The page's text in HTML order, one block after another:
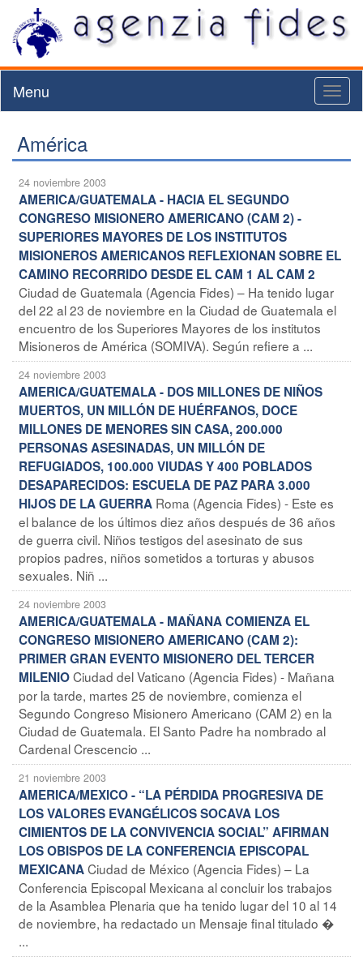
Menu
América
24 noviembre 2003
AMERICA/GUATEMALA - HACIA EL SEGUNDO
CONGRESO MISIONERO AMERICANO (CAM 2) -
SUPERIORES MAYORES DE LOS INSTITUTOS
MISIONEROS AMERICANOS REFLEXIONAN SOBRE EL
CAMINO RECORRIDO DESDE EL CAM 1 AL CAM 2
Ciudad de Guatemala (Agencia Fides) – Ha tenido lugar
del 22 al 23 de noviembre en la Ciudad de Guatemala el
encuentro de los Superiores Mayores de los institutos
Misioneros de América (SOMIVA). Según refiere a ...
24 noviembre 2003
AMERICA/GUATEMALA - DOS MILLONES DE NIÑOS
MUERTOS, UN MILLÓN DE HUÉRFANOS, DOCE
MILLONES DE MENORES SIN CASA, 200.000
PERSONAS ASESINADAS, UN MILLÓN DE
REFUGIADOS, 100.000 VIUDAS Y 400 POBLADOS
DESAPARECIDOS: ESCUELA DE PAZ PARA 3.000
HIJOS DE LA GUERRA Roma (Agencia Fides) - Este es
el balance de los últimos diez años después de 36 años
de guerra civil. Niños testigos del asesinato de sus
propios padres, niños sometidos a torturas y abusos
sexuales. Niñ ...
24 noviembre 2003
AMERICA/GUATEMALA - MAÑANA COMIENZA EL
CONGRESO MISIONERO AMERICANO (CAM 2):
PRIMER GRAN EVENTO MISIONERO DEL TERCER
MILENIOCiudad del Vaticano (Agencia Fides) - Mañana
por la tarde, martes 25 de noviembre, comienza el
Segundo Congreso Misionero Americano (CAM 2) en la
Ciudad de Guatemala. El Santo Padre ha nombrado al
Cardenal Crescencio ...
21 noviembre 2003
AMERICA/MEXICO - “LA PÉRDIDA PROGRESIVA DE
LOS VALORES EVANGÉLICOS SOCAVA LOS
CIMIENTOS DE LA CONVIVENCIA SOCIAL” AFIRMAN
LOS OBISPOS DE LA CONFERENCIA EPISCOPAL
MEXICANACiudad de México (Agencia Fides) – La
Conferencia Episcopal Mexicana al concluir los trabajos
de la Asamblea Plenaria que ha tenido lugar del 10 al 14
de noviembre, ha redactado un Mensaje final titulado �
...